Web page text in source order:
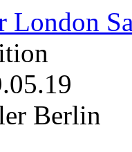
London
Berlin